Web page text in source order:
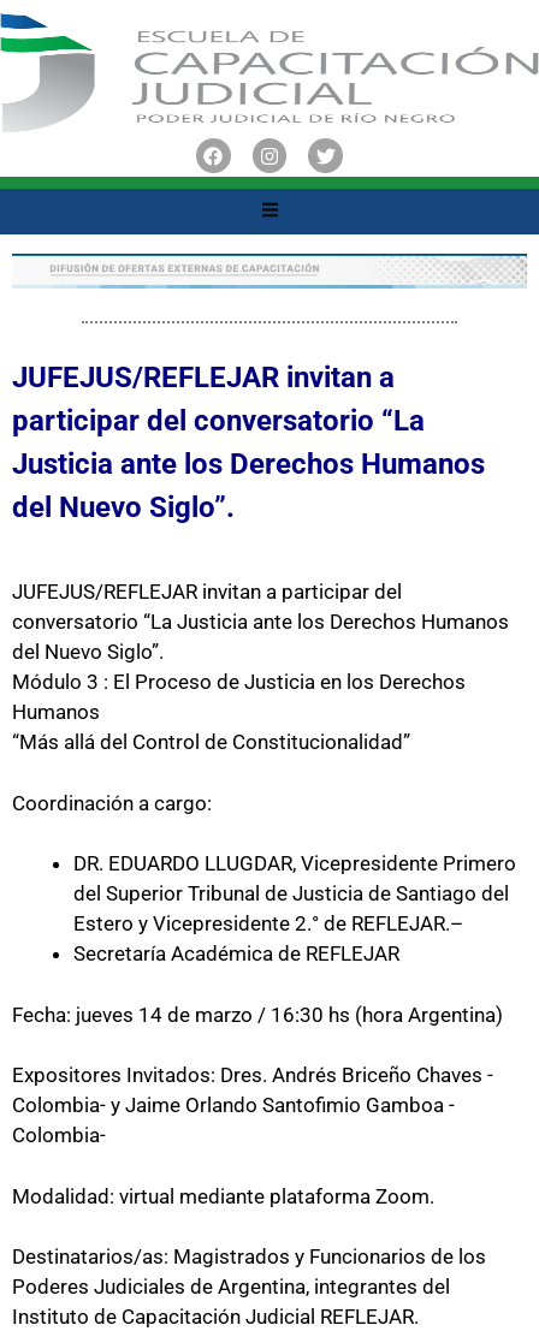
JUFEJUS/REFLEJAR invitan a
participar del conversatorio “La
Justicia ante los Derechos Humanos
del Nuevo Siglo”.
JUFEJUS/REFLEJAR invitan a participar del
conversatorio “La Justicia ante los Derechos Humanos
del Nuevo Siglo”.
Módulo 3 : El Proceso de Justicia en los Derechos
Humanos
“Más allá del Control de Constitucionalidad”
Coordinación a cargo:
DR. EDUARDO LLUGDAR, Vicepresidente Primero
del Superior Tribunal de Justicia de Santiago del
Estero y Vicepresidente 2.° de REFLEJAR.–
Secretaría Académica de REFLEJAR
Fecha: jueves 14 de marzo / 16:30 hs (hora Argentina)
Expositores Invitados: Dres. Andrés Briceño Chaves -
Colombia- y Jaime Orlando Santofimio Gamboa -
Colombia-
Modalidad: virtual mediante plataforma Zoom.
Destinatarios/as: Magistrados y Funcionarios de los
Poderes Judiciales de Argentina, integrantes del
Instituto de Capacitación Judicial REFLEJAR.